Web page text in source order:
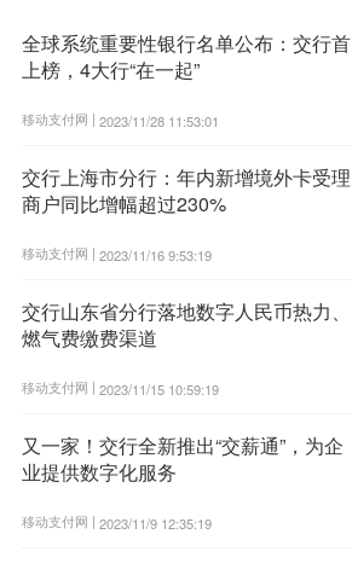
全球系统重要性银行名单公布：交行首
上榜，4大行“在一起”
移动支付网 | 2023/11/28 11:53:01
交行上海市分行：年内新增境外卡受理
商户同比增幅超过230%
移动支付网 | 2023/11/16 9:53:19
交行山东省分行落地数字人民币热力、
燃气费缴费渠道
移动支付网 | 2023/11/15 10:59:19
又一家！交行全新推出“交薪通”，为企
业提供数字化服务
移动支付网 | 2023/11/9 12:35:19